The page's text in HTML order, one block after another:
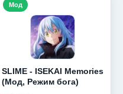
SLIME - ISEKAI Memories
(Мод, Режим бога)
Мод